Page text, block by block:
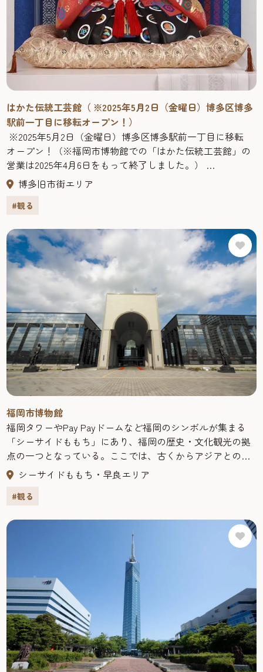
はかた伝統工芸館（ ※2025年5月2日（金曜日）博多区博多
駅前一丁目に移転オープン！）
※2025年5月2日（金曜日）博多区博多駅前一丁目に移転
オープン！（※福岡市博物館での「はかた伝統工芸館」の
営業は2025年4月6日をもって終了しました。）
「はかた伝統工芸館」は、福岡市を代表する伝統的工芸品
である博多織・博多人形など、福岡・博多ゆかりの工芸品
を展示・紹介する観光スポットです。
「博多織」は約780年の歴史を有し、筑前黒田藩主が幕府に
献上したことで、その際の柄は「献上柄」として知られ、
「博多人形」は、約400年前の黒田長政の筑前入国に伴って
多くの瓦職人が集められたことから誕生したと言われま
す。
ほかにも、「博多曲物（まげもの）」、「博多鋏（ばさ
み）、「博多張子（はりこ）」、「マルティグラス」、
「博多独楽（こま）」、「博多おきあげ」に「今宿人形」
といった伝統工芸品が勢揃い。
そしてなにより、忘れてはならないのが、匠の技！
伝統を守り、確かな技術を継承してきたからこそ、いにし
えより今日まで伝えられてきたその技のすばらしさを身近
に感じることができます。
伝統が息づく「はかた伝統工芸館」にぜひお立ち寄りくだ
さい。
※2025年5月2日（金曜日）博多区博多駅前一丁目に移転
オープン！※福岡市博物館での「はかた伝統工芸館」の営
業は2025年4月6日をもって終了しました。
博多旧市街エリア
#観る
福岡市博物館
福岡タワーやPay Payドームなど福岡のシンボルが集まる
「シーサイドももち」にあり、福岡の歴史・文化観光の拠
点の一つとなっている。ここでは、古くからアジアとの交
流拠点として発展してきた福岡の歴史とくらしを紹介し、
教科書でおなじみの国宝「金印」や黒田節で有名な名鎗
「日本号」を常設展示している。 2014年の大河ドラマの主
の資料など多くのコレクションがあり、4つの企画展示室で
はコレクションを活用した企画展、特別展示室では世界の
文化を紹介する魅力的な巡回展などを随時開催。金印レプ
リカ・ストラップなどの関連グッズは大人気のお土産。小
さなお子さまには、アジア各国の楽器やおもちゃで遊べる
体験学習室「みたいけんラボ」（無料）がオススメ。
シーサイドももち・早良エリア
#観る